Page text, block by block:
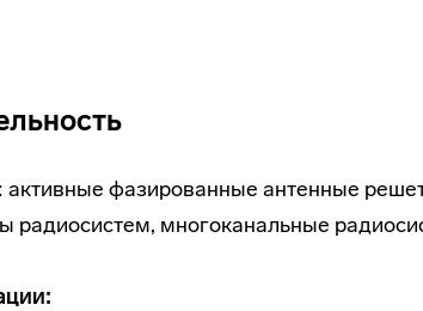
активные фазированные антенные
радиосистем, многоканальные